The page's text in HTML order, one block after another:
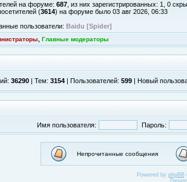
на форуме: 687 , из них зарегистрированных: 1, 0
(3614) на форуме было 03 авг 2026, 06:33
пользователи: Baidu [Spider]
Главные модераторы
36290 | Тем: 3154 | Пользователей: 599 | Новый
Имя пользователя: Пароль:
Непрочитанные сообщения
Powered by phpBB